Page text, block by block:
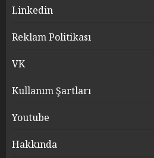
Linkedin
Reklam Politikası
VK
Kullanım Şartları
Youtube
Hakkında